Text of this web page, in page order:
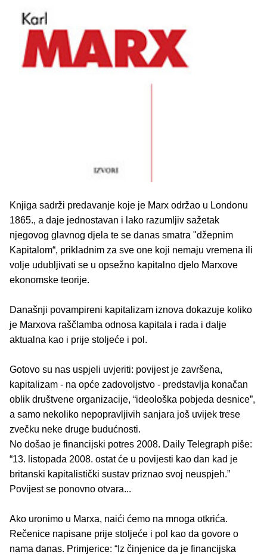
Knjiga sadrži predavanje koje je Marx održao u Londonu
1865., a daje jednostavan i lako razumljiv sažetak
njegovog glavnog djela te se danas smatra "džepnim
Kapitalom“, prikladnim za sve one koji nemaju vremena ili
volje udubljivati se u opsežno kapitalno djelo Marxove
ekonomske teorije.
Današnji povampireni kapitalizam iznova dokazuje koliko
je Marxova raščlamba odnosa kapitala i rada i dalje
aktualna kao i prije stoljeće i pol.
Gotovo su nas uspjeli uvjeriti: povijest je završena,
kapitalizam - na opće zadovoljstvo - predstavlja konačan
oblik društvene organizacije, “ideološka pobjeda desnice”,
a samo nekoliko nepopravljivih sanjara još uvijek trese
zvečku neke druge budućnosti.
No došao je financijski potres 2008. Daily Telegraph piše:
“13. listopada 2008. ostat će u povijesti kao dan kad je
britanski kapitalistički sustav priznao svoj neuspjeh.”
Povijest se ponovno otvara...
Ako uronimo u Marxa, naići ćemo na mnoga otkrića.
Rečenice napisane prije stoljeće i pol kao da govore o
nama danas. Primjerice: “Iz činjenice da je financijska